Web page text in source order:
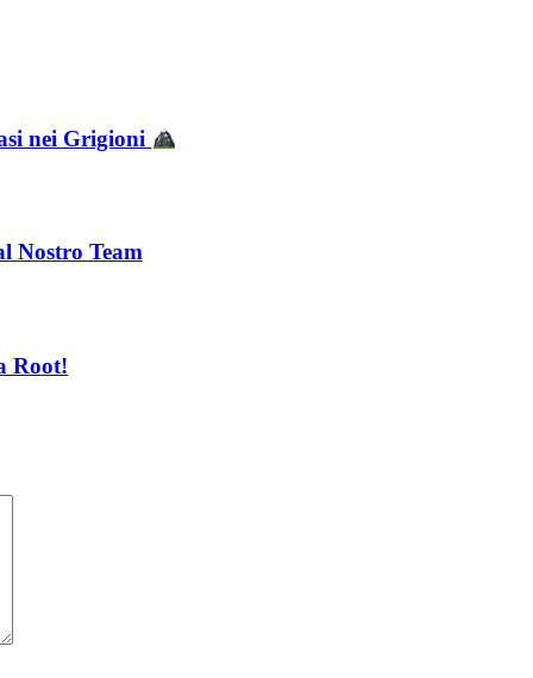
nei Grigioni
Nostro Team
Root!